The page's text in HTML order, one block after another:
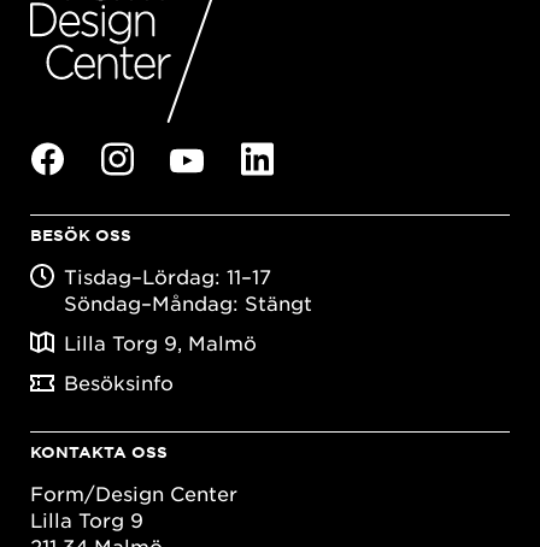
BESÖK OSS
Tisdag–Lördag: 11–17
Söndag–Måndag: Stängt
Lilla Torg 9, Malmö
Besöksinfo
KONTAKTA OSS
Form/Design Center
Lilla Torg 9